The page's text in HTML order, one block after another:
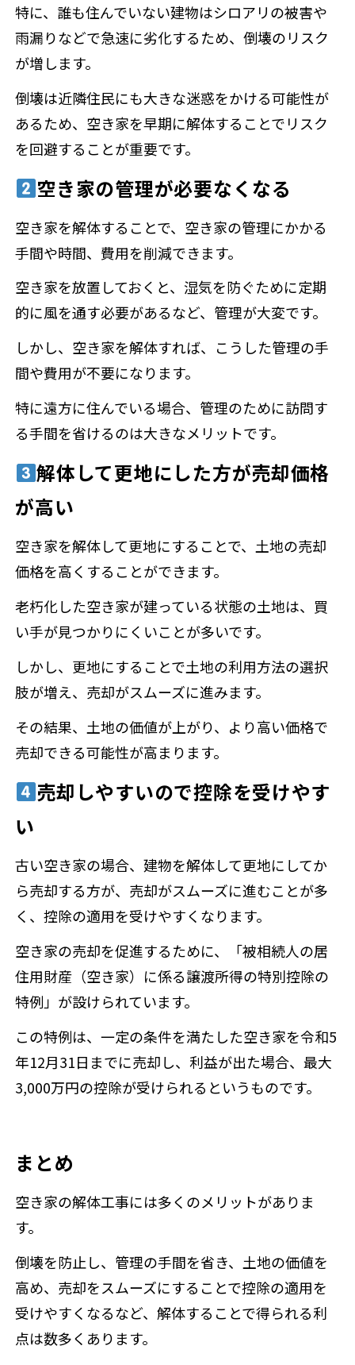
特に、誰も住んでいない建物はシロアリの被害や
雨漏りなどで急速に劣化するため、倒壊のリスク
が増します。
倒壊は近隣住民にも大きな迷惑をかける可能性が
あるため、空き家を早期に解体することでリスク
を回避することが重要です。
空き家の管理が必要なくなる
空き家を解体することで、空き家の管理にかかる
手間や時間、費用を削減できます。
空き家を放置しておくと、湿気を防ぐために定期
的に風を通す必要があるなど、管理が大変です。
しかし、空き家を解体すれば、こうした管理の手
間や費用が不要になります。
特に遠方に住んでいる場合、管理のために訪問す
る手間を省けるのは大きなメリットです。
解体して更地にした方が売却価格
が高い
空き家を解体して更地にすることで、土地の売却
価格を高くすることができます。
老朽化した空き家が建っている状態の土地は、買
い手が見つかりにくいことが多いです。
しかし、更地にすることで土地の利用方法の選択
肢が増え、売却がスムーズに進みます。
その結果、土地の価値が上がり、より高い価格で
売却できる可能性が高まります。
売却しやすいので控除を受けやす
い
古い空き家の場合、建物を解体して更地にしてか
ら売却する方が、売却がスムーズに進むことが多
く、控除の適用を受けやすくなります。
空き家の売却を促進するために、「被相続人の居
住用財産（空き家）に係る譲渡所得の特別控除の
特例」が設けられています。
この特例は、一定の条件を満たした空き家を令和5
年12月31日までに売却し、利益が出た場合、最大
3,000万円の控除が受けられるというものです。
まとめ
空き家の解体工事には多くのメリットがありま
す。
倒壊を防止し、管理の手間を省き、土地の価値を
高め、売却をスムーズにすることで控除の適用を
受けやすくなるなど、解体することで得られる利
点は数多くあります。